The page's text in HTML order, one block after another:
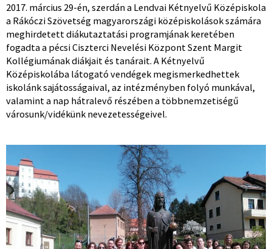
2017. március 29-én, szerdán a Lendvai Kétnyelvű Középiskola
a Rákóczi Szövetség magyarországi középiskolások számára
meghirdetett diákutaztatási programjának keretében
fogadta a pécsi Ciszterci Nevelési Központ Szent Margit
Kollégiumának diákjait és tanárait. A Kétnyelvű
Középiskolába látogató vendégek megismerkedhettek
iskolánk sajátosságaival, az intézményben folyó munkával,
valamint a nap hátralevő részében a többnemzetiségű
városunk/vidékünk nevezetességeivel.